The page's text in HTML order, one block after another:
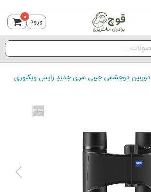
ورود 0
دوربین دوچشمی جیبی سری جدیدِ زایس ویکتوری